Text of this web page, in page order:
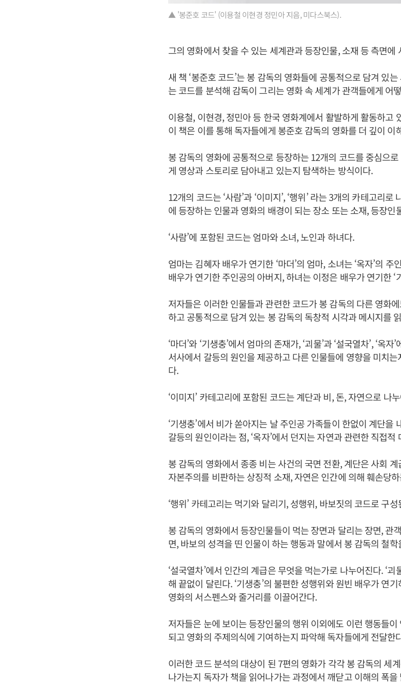
▲ '봉준호 코드' (이용철 이현경 정민아 지음, 미다스북스).
그의 영화에서 찾을 수 있는 세계관과 등장인물, 소재 등 측면에
새 책 ‘봉준호 코드’는 봉 감독의 영화들에 공통적으로 담겨 있
는 코드를 분석해 감독이 그리는 영화 속 세계가 관객들에게 어
이용철, 이현경, 정민아 등 한국 영화계에서 활발하게 활동하고
이 책은 이를 통해 독자들에게 봉준호 감독의 영화를 더 깊이 이
봉 감독의 영화에 공통적으로 등장하는 12개의 코드를 중심으
게 영상과 스토리로 담아내고 있는지 탐색하는 방식이다.
12개의 코드는 ‘사람’과 ‘이미지’, ‘행위’ 라는 3개의 카테고리
에 등장하는 인물과 영화의 배경이 되는 장소 또는 소재, 등장인
‘사람’에 포함된 코드는 엄마와 소녀, 노인과 하녀다.
엄마는 김혜자 배우가 연기한 ‘마더’의 엄마, 소녀는 ‘옥자’의 주
배우가 연기한 주인공의 아버지, 하녀는 이정은 배우가 연기한 ‘
저자들은 이러한 인물들과 관련한 코드가 봉 감독의 다른 영화
하고 공통적으로 담겨 있는 봉 감독의 독창적 시각과 메시지를
‘마더’와 ‘기생충’에서 엄마의 존재가, ‘괴물’과 ‘설국열차’, ‘옥
서사에서 갈등의 원인을 제공하고 다른 인물들에 영향을 미치
다.
‘이미지’ 카테고리에 포함된 코드는 계단과 비, 돈, 자연으로 나
‘기생충’에서 비가 쏟아지는 날 주인공 가족들이 한없이 계단을
갈등의 원인이라는 점, ‘옥자’에서 던지는 자연과 관련한 직접
봉 감독의 영화에서 종종 비는 사건의 국면 전환, 계단은 사회
자본주의를 비판하는 상징적 소재, 자연은 인간에 의해 훼손당
‘행위’ 카테고리는 먹기와 달리기, 성행위, 바보짓의 코드로 구성
봉 감독의 영화에서 등장인물들이 먹는 장면과 달리는 장면, 관
면, 바보의 성격을 띤 인물이 하는 행동과 말에서 봉 감독의 철
‘설국열차’에서 인간의 계급은 무엇을 먹는가로 나누어진다. ‘
해 끝없이 달린다. ‘기생충’의 불편한 성행위와 원빈 배우가 연
영화의 서스펜스와 줄거리를 이끌어간다.
저자들은 눈에 보이는 등장인물의 행위 이외에도 이런 행동들
되고 영화의 주제의식에 기여하는지 파악해 독자들에게 전달한
이러한 코드 분석의 대상이 된 7편의 영화가 각각 봉 감독의 세
나가는지 독자가 책을 읽어나가는 과정에서 깨닫고 이해의 폭을